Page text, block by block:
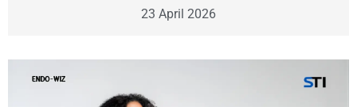
23 April 2026